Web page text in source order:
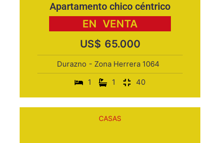
Apartamento chico céntrico
EN VENTA
US$ 65.000
Durazno - Zona Herrera 1064
1
1 40
CASAS